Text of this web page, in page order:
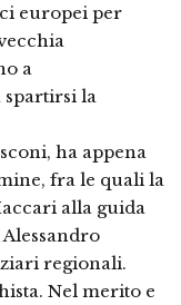
europei per
a
spartirsi la
ha appena
fra le quali la
alla guida
regionali.
Nel merito e